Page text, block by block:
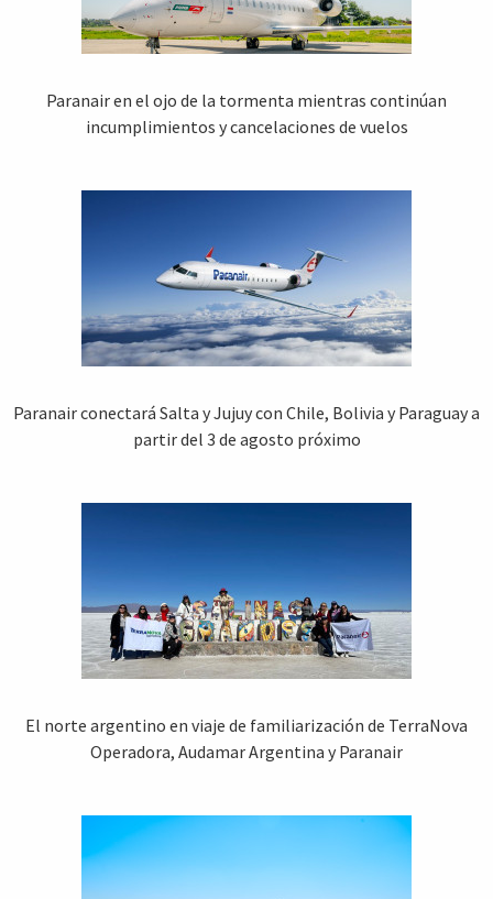
Paranair en el ojo de la tormenta mientras continúan
incumplimientos y cancelaciones de vuelos
Paranair conectará Salta y Jujuy con Chile, Bolivia y Paraguay a
partir del 3 de agosto próximo
El norte argentino en viaje de familiarización de TerraNova
Operadora, Audamar Argentina y Paranair